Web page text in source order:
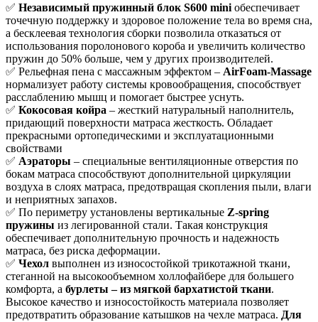
✅ Независимый пружинный блок S600 mini обеспечивает
точечную поддержку и здоровое положение тела во время сна,
а бесклеевая технология сборки позволила отказаться от
использования поролонового короба и увеличить количество
пружин до 50% больше, чем у других производителей.
✅ Рельефная пена с массажным эффектом – AirFoam-Massage
нормализует работу системы кровообращения, способствует
расслаблению мышц и помогает быстрее уснуть.
✅ Кокосовая койра – жесткий натуральный наполнитель,
придающий поверхности матраса жесткость. Обладает
прекрасными ортопедическими и эксплуатационными
свойствами
✅ Аэраторы – специальные вентиляционные отверстия по
бокам матраса способствуют дополнительной циркуляции
воздуха в слоях матраса, предотвращая скопления пыли, влаги
и неприятных запахов.
✅ По периметру установлены вертикальные Z-spring
пружины из легированной стали. Такая конструкция
обеспечивает дополнительную прочность и надежность
матраса, без риска деформации.
✅ Чехол выполнен из износостойкой трикотажной ткани,
стеганной на высокообъемном холлофайбере для большего
комфорта, а бурлеты – из мягкой бархатистой ткани.
Высокое качество и износостойкость материала позволяет
предотвратить образование катышков на чехле матраса. Для